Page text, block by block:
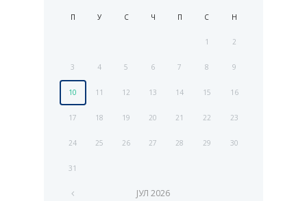
П У С Ч П С Н
1 2
3 4 5 6 7 8 9
10 11 12 13 14 15 16
17 18 19 20 21 22 23
24 25 26 27 28 29 30
31
ЈУЛ 2026